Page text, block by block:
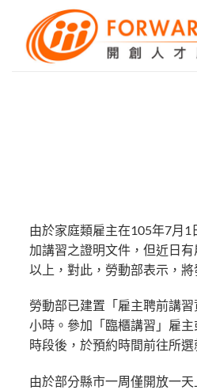
content
由於家庭類雇主在105年7月
加講習之證明文件，但近日
以上，對此，勞動部表示，
勞動部已建置「雇主聘前講
小時。參加「臨櫃講習」雇
時段後，於預約時間前往所
由於部分縣市一周僅開放一